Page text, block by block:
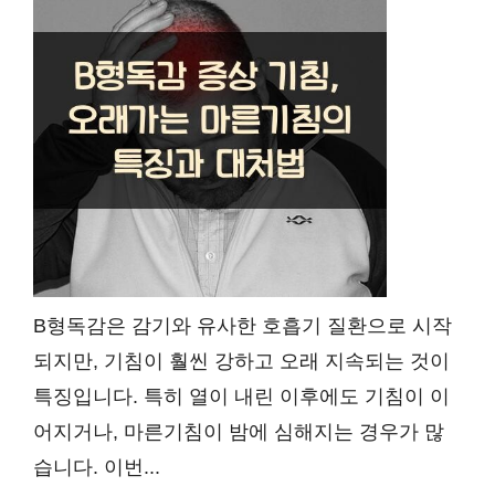
B형독감은 감기와 유사한 호흡기 질환으로 시작
되지만, 기침이 훨씬 강하고 오래 지속되는 것이
특징입니다. 특히 열이 내린 이후에도 기침이 이
어지거나, 마른기침이 밤에 심해지는 경우가 많
습니다. 이번...